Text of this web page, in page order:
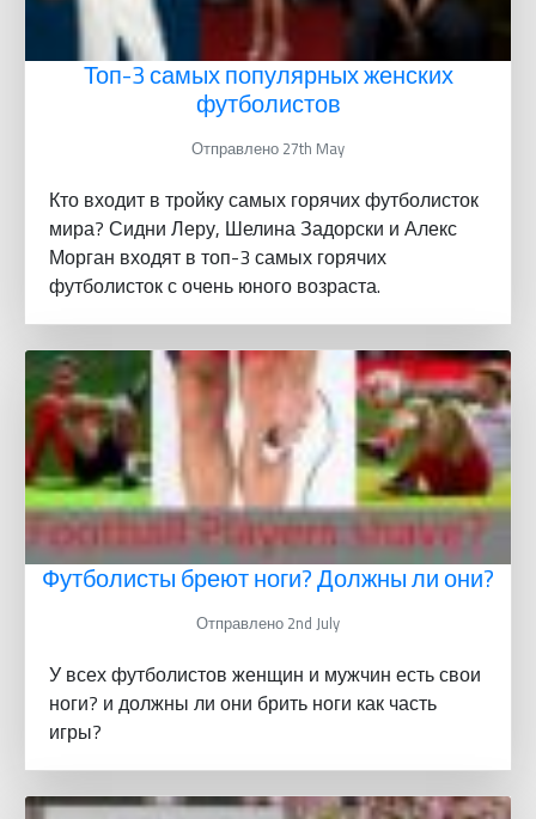
Топ-3 самых популярных женских
футболистов
Отправлено 27th May
Кто входит в тройку самых горячих футболисток
мира? Сидни Леру, Шелина Задорски и Алекс
Морган входят в топ-3 самых горячих
футболисток с очень юного возраста.
Футболисты бреют ноги? Должны ли они?
Отправлено 2nd July
У всех футболистов женщин и мужчин есть свои
ноги? и должны ли они брить ноги как часть
игры?